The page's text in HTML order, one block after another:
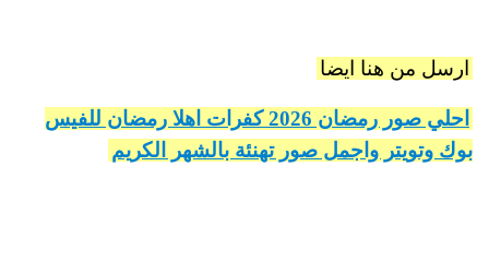
ارسل من هنا ايضا
احلي صور رمضان 2026 كفرات اهلا رمضان للفيس
بوك وتويتر واجمل صور تهنئة بالشهر الكريم